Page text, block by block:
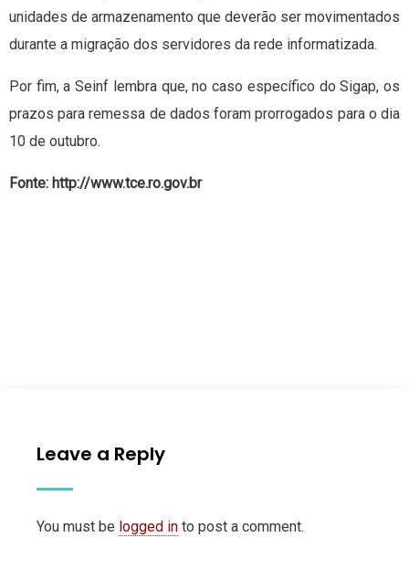
unidades de armazenamento que deverão ser movimentados
durante a migração dos servidores da rede informatizada.
Por fim, a Seinf lembra que, no caso específico do Sigap, os
prazos para remessa de dados foram prorrogados para o dia
10 de outubro.
Fonte: http://www.tce.ro.gov.br
Leave a Reply
You must be logged in to post a comment.